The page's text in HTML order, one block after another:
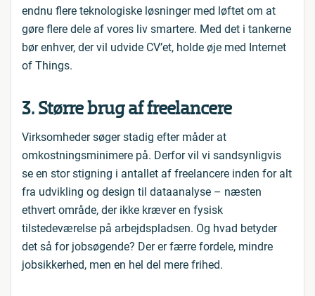
endnu flere teknologiske løsninger med løftet om at
gøre flere dele af vores liv smartere. Med det i tankerne
bør enhver, der vil udvide CV’et, holde øje med Internet
of Things.
3. Større brug af freelancere
Virksomheder søger stadig efter måder at
omkostningsminimere på. Derfor vil vi sandsynligvis
se en stor stigning i antallet af freelancere inden for alt
fra udvikling og design til dataanalyse – næsten
ethvert område, der ikke kræver en fysisk
tilstedeværelse på arbejdspladsen. Og hvad betyder
det så for jobsøgende? Der er færre fordele, mindre
jobsikkerhed, men en hel del mere frihed.